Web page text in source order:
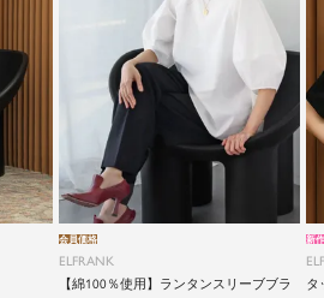
ELFRANK
【綿100％使用】ランタンスリーブブラ
会員価格
タ
新